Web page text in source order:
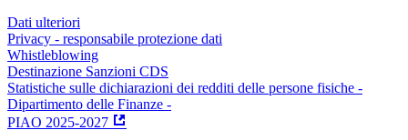
Dati ulteriori
Privacy - responsabile protezione dati
Whistleblowing
Destinazione Sanzioni CDS
Statistiche sulle dichiarazioni dei redditi delle persone fisiche -
Dipartimento delle Finanze -
PIAO 2025-2027